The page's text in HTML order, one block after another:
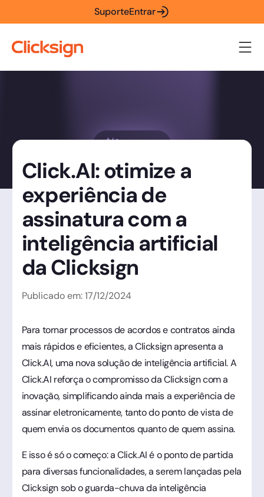
SuporteEntrar
Click.AI: otimize a
experiência de
assinatura com a
inteligência artificial
da Clicksign
Publicado em: 17/12/2024
Para tornar processos de acordos e contratos ainda
mais rápidos e eficientes, a Clicksign apresenta a
Click.AI, uma nova solução de inteligência artificial. A
Click.AI reforça o compromisso da Clicksign com a
inovação, simplificando ainda mais a experiência de
assinar eletronicamente, tanto do ponto de vista de
quem envia os documentos quanto de quem assina.
E isso é só o começo: a Click.AI é o ponto de partida
para diversas funcionalidades, a serem lançadas pela
Clicksign sob o guarda-chuva da inteligência